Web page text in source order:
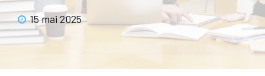
15 mai 2025